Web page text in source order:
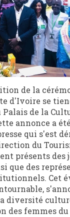
de la
d'Ivoire se
Palais de la
annonce a
qui s'est
du
présents des
que des
Cet
diversité
des femmes